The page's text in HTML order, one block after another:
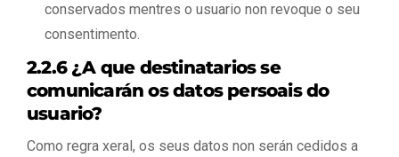
conservados mentres o usuario non revoque o seu
consentimento.
2.2.6 ¿A que destinatarios se
comunicarán os datos persoais do
usuario?
Como regra xeral, os seus datos non serán cedidos a